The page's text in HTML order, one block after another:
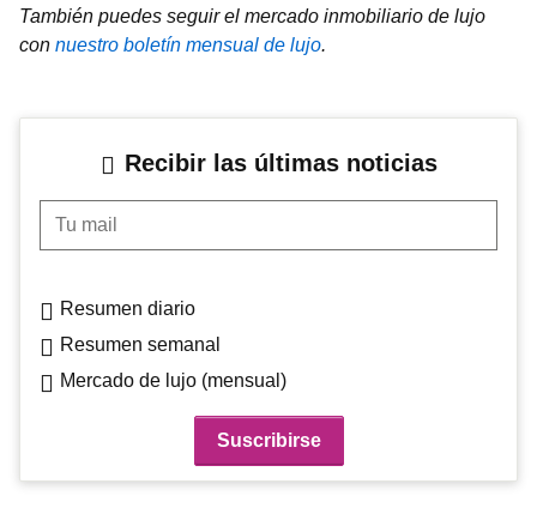
También puedes seguir el mercado inmobiliario de lujo
con nuestro boletín mensual de lujo.
Recibir las últimas noticias
Tu mail
Resumen diario
Resumen semanal
Mercado de lujo (mensual)